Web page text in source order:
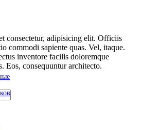
consectetur, adipisicing elit. Officiis
commodi sapiente quas. Vel, itaque.
inventore facilis doloremque
Eos, consequuntur architecto.